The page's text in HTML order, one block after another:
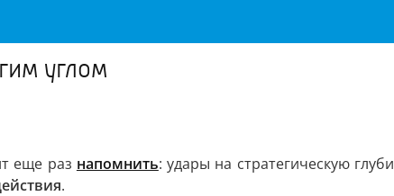
углом
еще раз напомнить: удары на стратегическую
.